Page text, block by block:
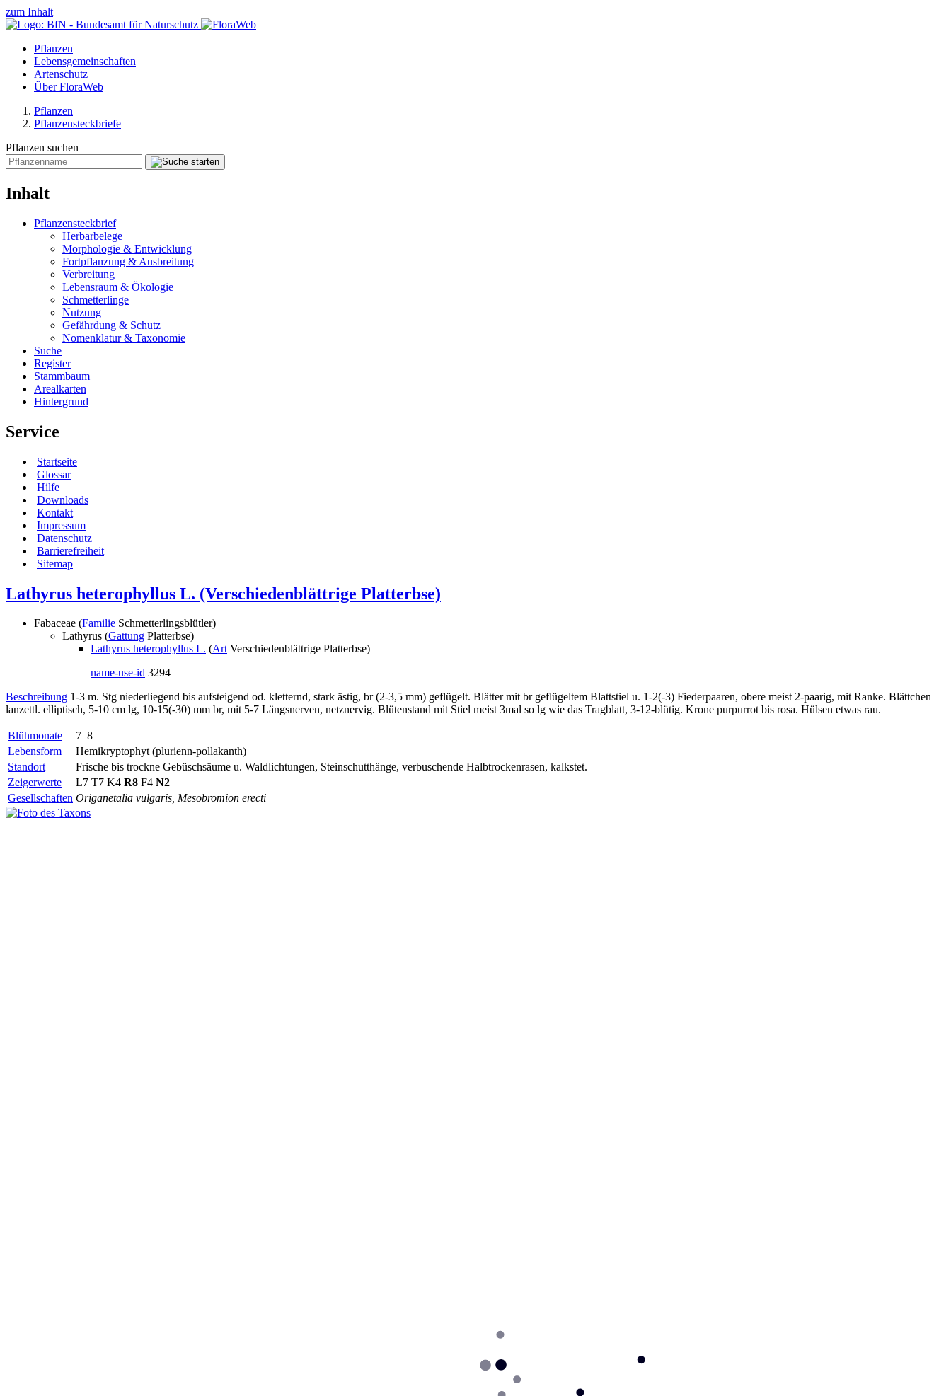
zum Inhalt
Pflanzen
Lebensgemeinschaften
Artenschutz
Über FloraWeb
Pflanzen
Pflanzensteckbriefe
Pflanzen suchen
Inhalt
Pflanzensteckbrief
Herbarbelege
Morphologie & Entwicklung
Fortpflanzung & Ausbreitung
Verbreitung
Lebensraum & Ökologie
Schmetterlinge
Nutzung
Gefährdung & Schutz
Nomenklatur & Taxonomie
Suche
Register
Stammbaum
Arealkarten
Hintergrund
Service
Startseite
Glossar
Hilfe
Downloads
Kontakt
Impressum
Datenschutz
Barrierefreiheit
Sitemap
Lathyrus heterophyllus L. (Verschiedenblättrige Platterbse)
Fabaceae (Familie Schmetterlingsblütler)
Lathyrus (Gattung Platterbse)
Lathyrus heterophyllus L. (ArtVerschiedenblättrige Platterbse)
name-use-id 3294
Beschreibung 1-3 m. Stg niederliegend bis aufsteigend od. kletternd, stark ästig, br (2-3,5 mm) geflügelt. Blätter mit br geflügeltem Blattstiel u. 1-2(-3) Fiederpaaren, obere meist 2-paarig, mit Ranke. Blättchen
lanzettl. elliptisch, 5-10 cm lg, 10-15(-30) mm br, mit 5-7 Längsnerven, netznervig. Blütenstand mit Stiel meist 3mal so lg wie das Tragblatt, 3-12-blütig. Krone purpurrot bis rosa. Hülsen etwas rau.
Blühmonate
7–8
Lebensform
Hemikryptophyt (plurienn-pollakanth)
Standort
Frische bis trockne Gebüschsäume u. Waldlichtungen, Steinschutthänge, verbuschende Halbtrockenrasen, kalkstet.
Zeigerwerte
L7 T7 K4 R8 F4 N2
Gesellschaften Origanetalia vulgaris, Mesobromion erecti